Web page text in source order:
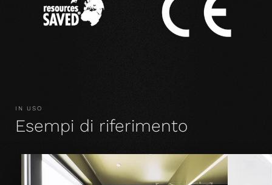
IN USO
Esempi di riferimento